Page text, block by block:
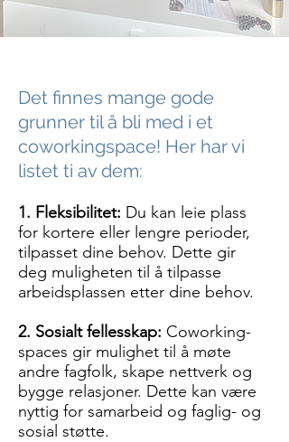
Det finnes mange gode
grunner til å bli med i et
coworkingspace! Her har vi
listet ti av dem:
1. Fleksibilitet: Du kan leie plass
for kortere eller lengre perioder,
tilpasset dine behov. Dette gir
deg muligheten til å tilpasse
arbeidsplassen etter dine behov.
2. Sosialt fellesskap: Coworking-
spaces gir mulighet til å møte
andre fagfolk, skape nettverk og
bygge relasjoner. Dette kan være
nyttig for samarbeid og faglig- og
sosial støtte.